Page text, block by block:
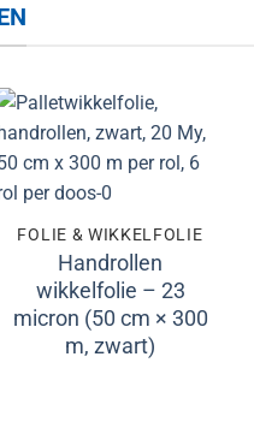
Toevoegen
FOLIE & WIKKELFOLIE
Handrollen
wikkelfolie – 23
micron (50 cm × 300
m, zwart)